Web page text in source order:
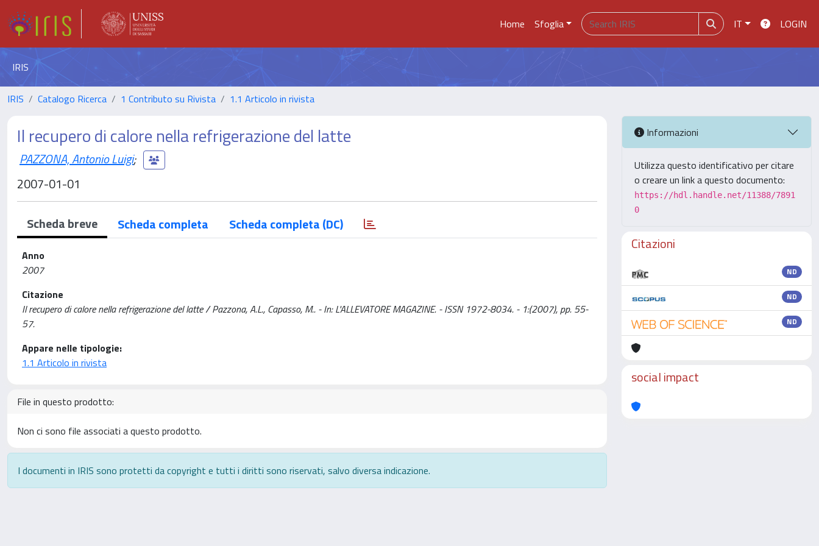
Home Sfoglia IT LOGIN
IRIS
IRIS Catalogo Ricerca 1 Contributo su Rivista 1.1 Articolo in rivista
Il recupero di calore nella refrigerazione del latte
PAZZONA, Antonio Luigi;
2007-01-01
Scheda breve Scheda completa Scheda completa (DC)
Anno
2007
Citazione
Il recupero di calore nella refrigerazione del latte / Pazzona, A.L., Capasso, M.. - In: L'ALLEVATORE MAGAZINE. - ISSN 1972-8034. - 1:(2007), pp. 55-
57.
Appare nelle tipologie:
1.1 Articolo in rivista
File in questo prodotto:
Non ci sono file associati a questo prodotto.
I documenti in IRIS sono protetti da copyright e tutti i diritti sono riservati, salvo diversa indicazione.
Informazioni
Utilizza questo identificativo per citare
o creare un link a questo documento:
https://hdl.handle.net/11388/7891
0
Citazioni
ND
ND
ND
social impact